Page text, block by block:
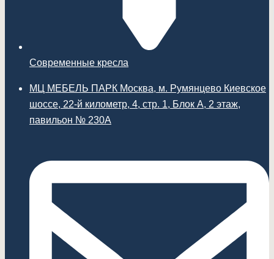
Современные кресла
МЦ МЕБЕЛЬ ПАРК Москва, м. Румянцево Киевское
шоссе, 22-й километр, 4, стр. 1, Блок А, 2 этаж,
павильон № 230А